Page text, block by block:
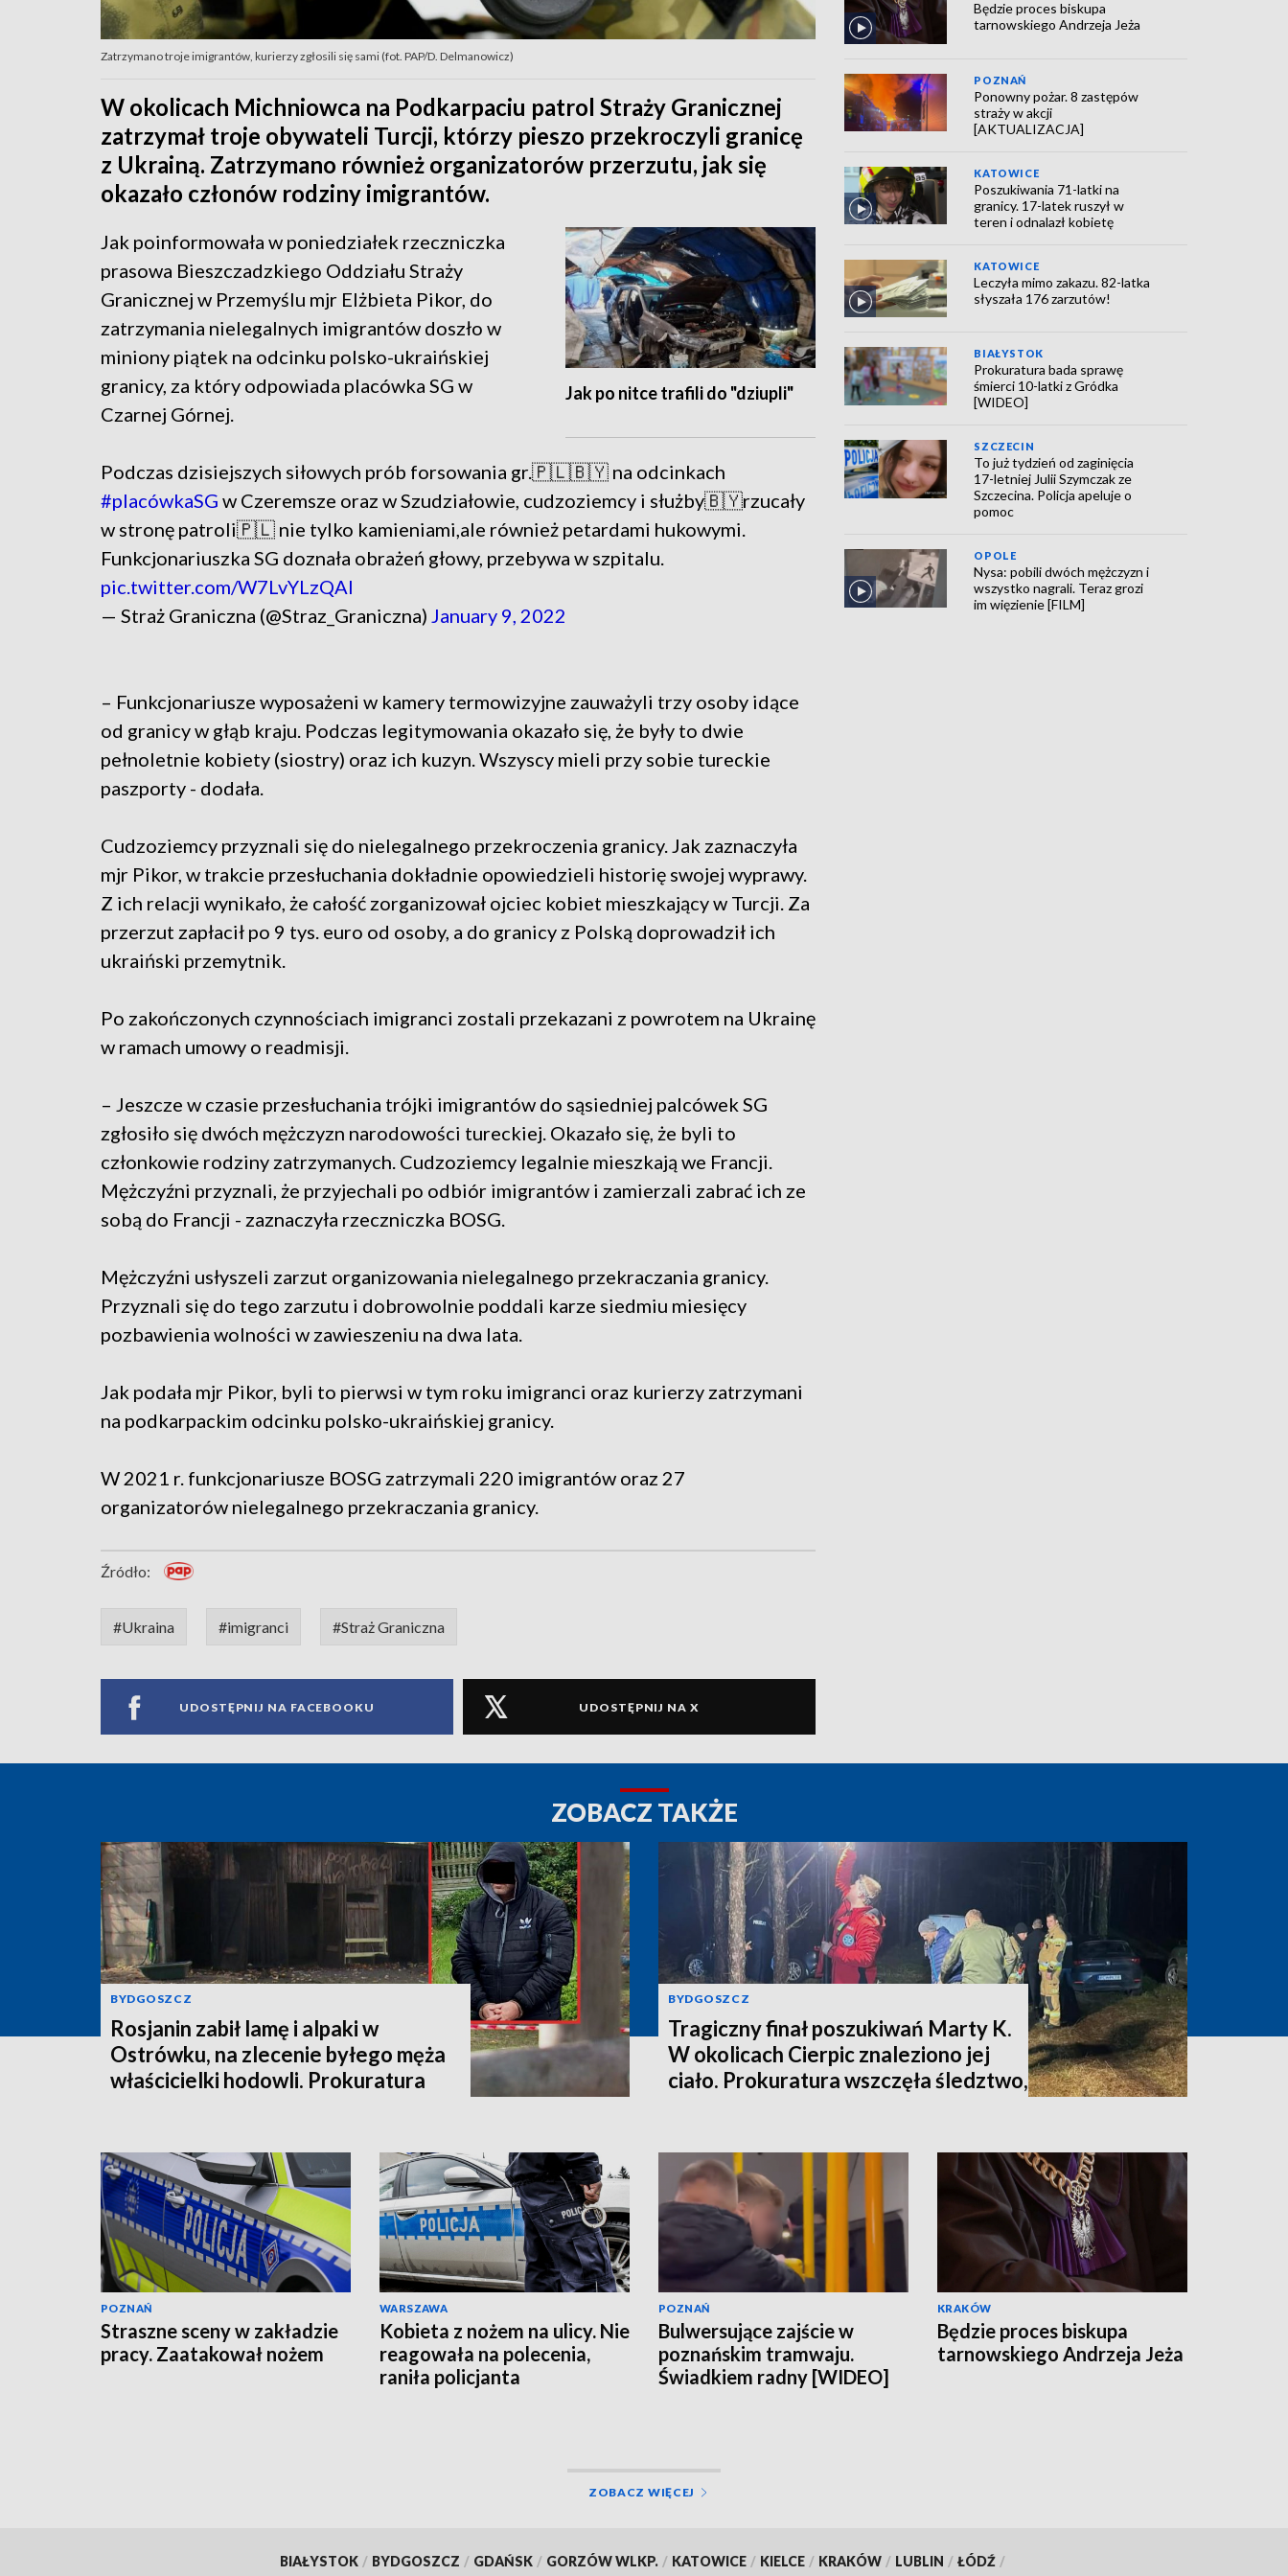
Zatrzymano troje imigrantów, kurierzy zgłosili się sami (fot. PAP/D. Delmanowicz)
W okolicach Michniowca na Podkarpaciu patrol Straży Granicznej
zatrzymał troje obywateli Turcji, którzy pieszo przekroczyli granicę
z Ukrainą. Zatrzymano również organizatorów przerzutu, jak się
okazało członów rodziny imigrantów.
Jak po nitce trafili do "dziupli"
Jak poinformowała w poniedziałek rzeczniczka
prasowa Bieszczadzkiego Oddziału Straży
Granicznej w Przemyślu mjr Elżbieta Pikor, do
zatrzymania nielegalnych imigrantów doszło w
miniony piątek na odcinku polsko-ukraińskiej
granicy, za który odpowiada placówka SG w
Czarnej Górnej.
Podczas dzisiejszych siłowych prób forsowania gr.🇵🇱🇧🇾 na odcinkach
#placówkaSG w Czeremsze oraz w Szudziałowie, cudzoziemcy i służby🇧🇾rzucały
w stronę patroli🇵🇱 nie tylko kamieniami,ale również petardami hukowymi.
Funkcjonariuszka SG doznała obrażeń głowy, przebywa w szpitalu.
pic.twitter.com/W7LvYLzQAI
— Straż Graniczna (@Straz_Graniczna) January 9, 2022
– Funkcjonariusze wyposażeni w kamery termowizyjne zauważyli trzy osoby idące
od granicy w głąb kraju. Podczas legitymowania okazało się, że były to dwie
pełnoletnie kobiety (siostry) oraz ich kuzyn. Wszyscy mieli przy sobie tureckie
paszporty - dodała.
Cudzoziemcy przyznali się do nielegalnego przekroczenia granicy. Jak zaznaczyła
mjr Pikor, w trakcie przesłuchania dokładnie opowiedzieli historię swojej wyprawy.
Z ich relacji wynikało, że całość zorganizował ojciec kobiet mieszkający w Turcji. Za
przerzut zapłacił po 9 tys. euro od osoby, a do granicy z Polską doprowadził ich
ukraiński przemytnik.
Po zakończonych czynnościach imigranci zostali przekazani z powrotem na Ukrainę
w ramach umowy o readmisji.
– Jeszcze w czasie przesłuchania trójki imigrantów do sąsiedniej palcówek SG
zgłosiło się dwóch mężczyzn narodowości tureckiej. Okazało się, że byli to
członkowie rodziny zatrzymanych. Cudzoziemcy legalnie mieszkają we Francji.
Mężczyźni przyznali, że przyjechali po odbiór imigrantów i zamierzali zabrać ich ze
sobą do Francji - zaznaczyła rzeczniczka BOSG.
Mężczyźni usłyszeli zarzut organizowania nielegalnego przekraczania granicy.
Przyznali się do tego zarzutu i dobrowolnie poddali karze siedmiu miesięcy
pozbawienia wolności w zawieszeniu na dwa lata.
Jak podała mjr Pikor, byli to pierwsi w tym roku imigranci oraz kurierzy zatrzymani
na podkarpackim odcinku polsko-ukraińskiej granicy.
W 2021 r. funkcjonariusze BOSG zatrzymali 220 imigrantów oraz 27
organizatorów nielegalnego przekraczania granicy.
Źródło:
#Ukraina #imigranci #Straż Graniczna
UDOSTĘPNIJ NA FACEBOOKU UDOSTĘPNIJ NA X
Będzie proces biskupa
tarnowskiego Andrzeja Jeża
POZNAŃ
Ponowny pożar. 8 zastępów
straży w akcji
[AKTUALIZACJA]
KATOWICE
Poszukiwania 71-latki na
granicy. 17-latek ruszył w
teren i odnalazł kobietę
KATOWICE
Leczyła mimo zakazu. 82-latka
słyszała 176 zarzutów!
BIAŁYSTOK
Prokuratura bada sprawę
śmierci 10-latki z Gródka
[WIDEO]
SZCZECIN
To już tydzień od zaginięcia
17-letniej Julii Szymczak ze
Szczecina. Policja apeluje o
pomoc
OPOLE
Nysa: pobili dwóch mężczyzn i
wszystko nagrali. Teraz grozi
im więzienie [FILM]
ZOBACZ TAKŻE
BYDGOSZCZ
Rosjanin zabił lamę i alpaki w
Ostrówku, na zlecenie byłego męża
właścicielki hodowli. Prokuratura
BYDGOSZCZ
Tragiczny finał poszukiwań Marty K.
W okolicach Cierpic znaleziono jej
ciało. Prokuratura wszczęła śledztwo,
POZNAŃ
Straszne sceny w zakładzie
pracy. Zaatakował nożem
WARSZAWA
Kobieta z nożem na ulicy. Nie
reagowała na polecenia,
raniła policjanta
POZNAŃ
Bulwersujące zajście w
poznańskim tramwaju.
Świadkiem radny [WIDEO]
KRAKÓW
Będzie proces biskupa
tarnowskiego Andrzeja Jeża
ZOBACZ WIĘCEJ
BIAŁYSTOK / BYDGOSZCZ / GDAŃSK / GORZÓW WLKP. / KATOWICE / KIELCE / KRAKÓW / LUBLIN / ŁÓDŹ /